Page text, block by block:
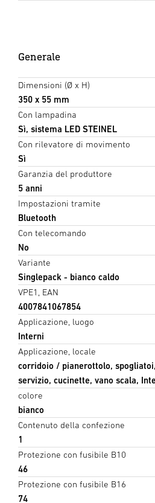
Generale
Dimensioni (Ø x H)
350 x 55 mm
Con lampadina
Sì, sistema LED STEINEL
Con rilevatore di movimento
Sì
Garanzia del produttore
5 anni
Impostazioni tramite
Bluetooth
Con telecomando
No
Variante
Singlepack - bianco caldo
VPE1, EAN
4007841067854
Applicazione, luogo
Interni
Applicazione, locale
corridoio / pianerottolo,
servizio, cucinette, vano scala,
colore
bianco
Contenuto della confezione
1
Protezione con fusibile B10
46
Protezione con fusibile B16
74